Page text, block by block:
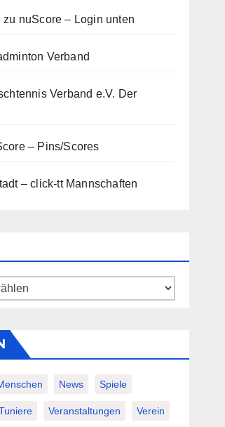
zu nuScore – Login unten
Verband
Verband e.V. Der
– Pins/Scores
– click-tt Mannschaften
News Spiele
Veranstaltungen Verein